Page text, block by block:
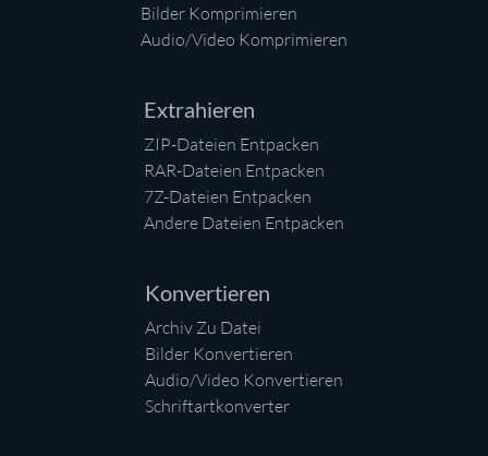
Bilder Komprimieren
Audio/Video Komprimieren
Extrahieren
ZIP-Dateien Entpacken
RAR-Dateien Entpacken
7Z-Dateien Entpacken
Andere Dateien Entpacken
Konvertieren
Archiv Zu Datei
Bilder Konvertieren
Audio/Video Konvertieren
Schriftartkonverter